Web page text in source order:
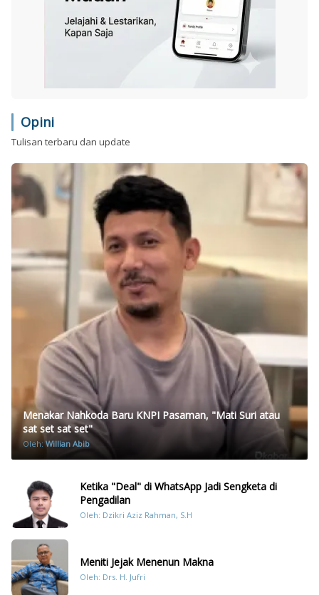
Opini
Tulisan terbaru dan update
Menakar Nahkoda Baru KNPI Pasaman, "Mati Suri atau
sat set sat set"
Oleh:Willian Abib
Ketika "Deal" di WhatsApp Jadi Sengketa di
Pengadilan
Oleh: Dzikri Aziz Rahman, S.H
Meniti Jejak Menenun Makna
Oleh: Drs. H. Jufri